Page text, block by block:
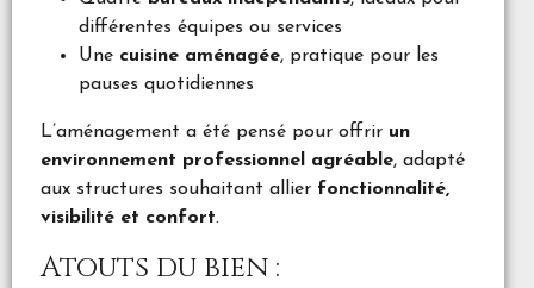
différentes équipes ou services
Une cuisine aménagée, pratique pour les
pauses quotidiennes
L’aménagement a été pensé pour offrir un
environnement professionnel agréable, adapté
aux structures souhaitant allier fonctionnalité,
visibilité et confort.
Atouts du bien :